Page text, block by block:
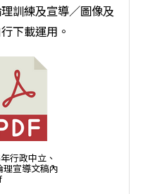
訓練及宣導∕圖像及
下載運用。
行政中立、
理宣導文稿內